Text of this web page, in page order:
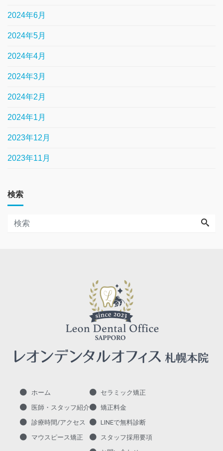
2024年6月
2024年5月
2024年4月
2024年3月
2024年2月
2024年1月
2023年12月
2023年11月
検索
ホーム
医師・スタッフ紹介
診療時間/アクセス
マウスピース矯正
セラミック矯正
矯正料金
LINEで無料診断
スタッフ採用要項